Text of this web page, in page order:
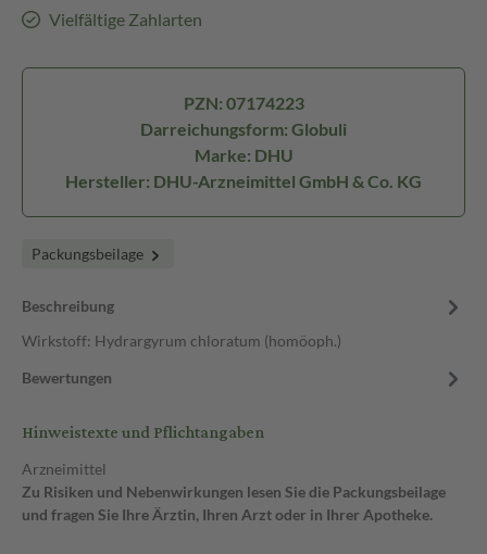
Vielfältige Zahlarten
PZN: 07174223
Darreichungsform: Globuli
Marke: DHU
Hersteller: DHU-Arzneimittel GmbH & Co. KG
Packungsbeilage
Beschreibung
Wirkstoff: Hydrargyrum chloratum (homöoph.)
Bewertungen
Hinweistexte und Pflichtangaben
Arzneimittel
Zu Risiken und Nebenwirkungen lesen Sie die Packungsbeilage
und fragen Sie Ihre Ärztin, Ihren Arzt oder in Ihrer Apotheke.